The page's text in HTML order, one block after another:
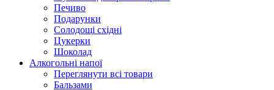
Печиво
Подарунки
Солодощі східні
Цукерки
Шоколад
Алкогольні напої
Переглянути всі товари
Бальзами